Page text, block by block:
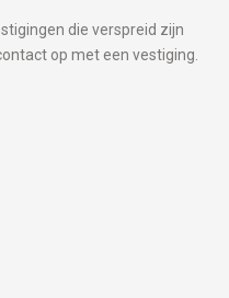
die verspreid zijn
op met een vestiging.